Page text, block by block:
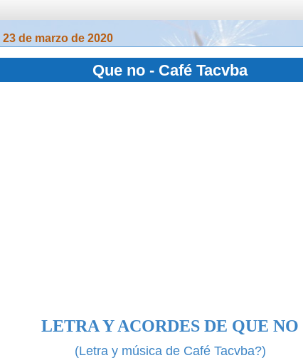
23 de marzo de 2020
Que no - Café Tacvba
LETRA Y ACORDES DE QUE NO
(Letra y música de Café Tacvba?)